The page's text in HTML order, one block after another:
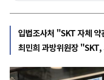
입법조사처 "SKT 자체
최민희 과방위원장